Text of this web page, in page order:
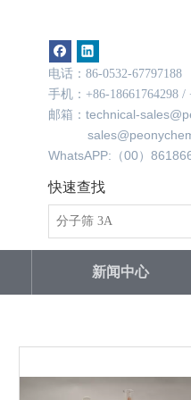
电话：86-0532-67797188
手机：+86-18661764298 /
邮箱： technical-
WhatsAPP:（00）
快速查找
新闻中心